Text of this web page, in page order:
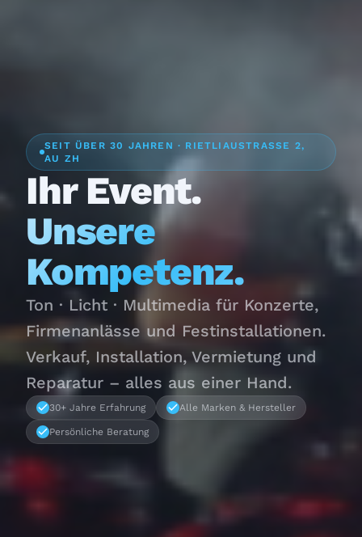
SEIT ÜBER 30 JAHREN · RIETLIAUSTRASSE 2,
AU ZH
Ihr Event.
Unsere
Kompetenz.
Ton · Licht · Multimedia für Konzerte,
Firmenanlässe und Festinstallationen.
Verkauf, Installation, Vermietung und
Reparatur – alles aus einer Hand.
30+ Jahre Erfahrung Alle Marken & Hersteller
Persönliche Beratung